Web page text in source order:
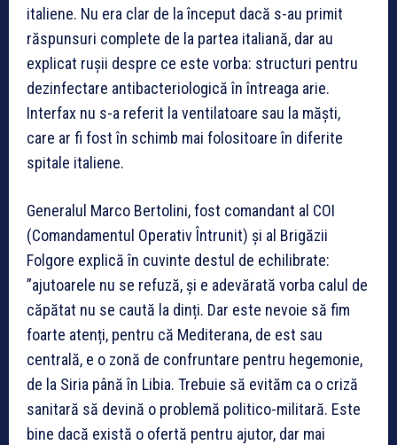
italiene. Nu era clar de la început dacă s-au primit
răspunsuri complete de la partea italiană, dar au
explicat rușii despre ce este vorba: structuri pentru
dezinfectare antibacteriologică în întreaga arie.
Interfax nu s-a referit la ventilatoare sau la măști,
care ar fi fost în schimb mai folositoare în diferite
spitale italiene.
Generalul Marco Bertolini, fost comandant al COI
(Comandamentul Operativ Întrunit) și al Brigăzii
Folgore explică în cuvinte destul de echilibrate:
”ajutoarele nu se refuză, și e adevărată vorba calul de
căpătat nu se caută la dinți. Dar este nevoie să fim
foarte atenți, pentru că Mediterana, de est sau
centrală, e o zonă de confruntare pentru hegemonie,
de la Siria până în Libia. Trebuie să evităm ca o criză
sanitară să devină o problemă politico-militară. Este
bine dacă există o ofertă pentru ajutor, dar mai